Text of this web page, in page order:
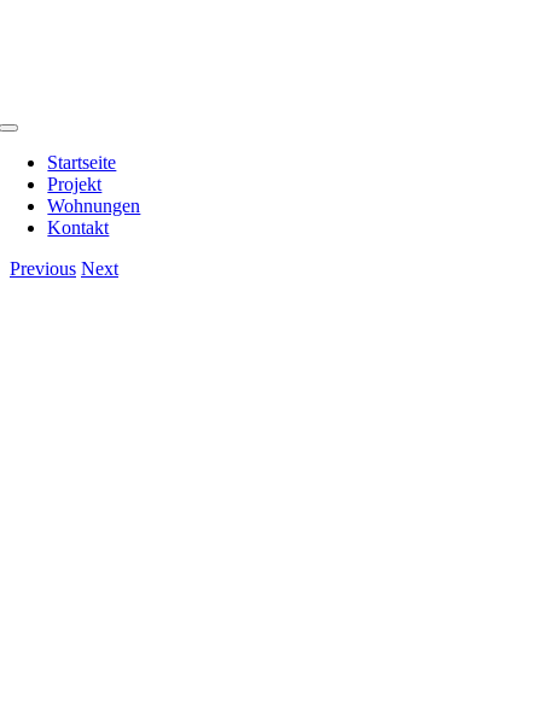
Toggle
NavigationStartseite
Projekt
Wohnungen
Kontakt
Previous Next